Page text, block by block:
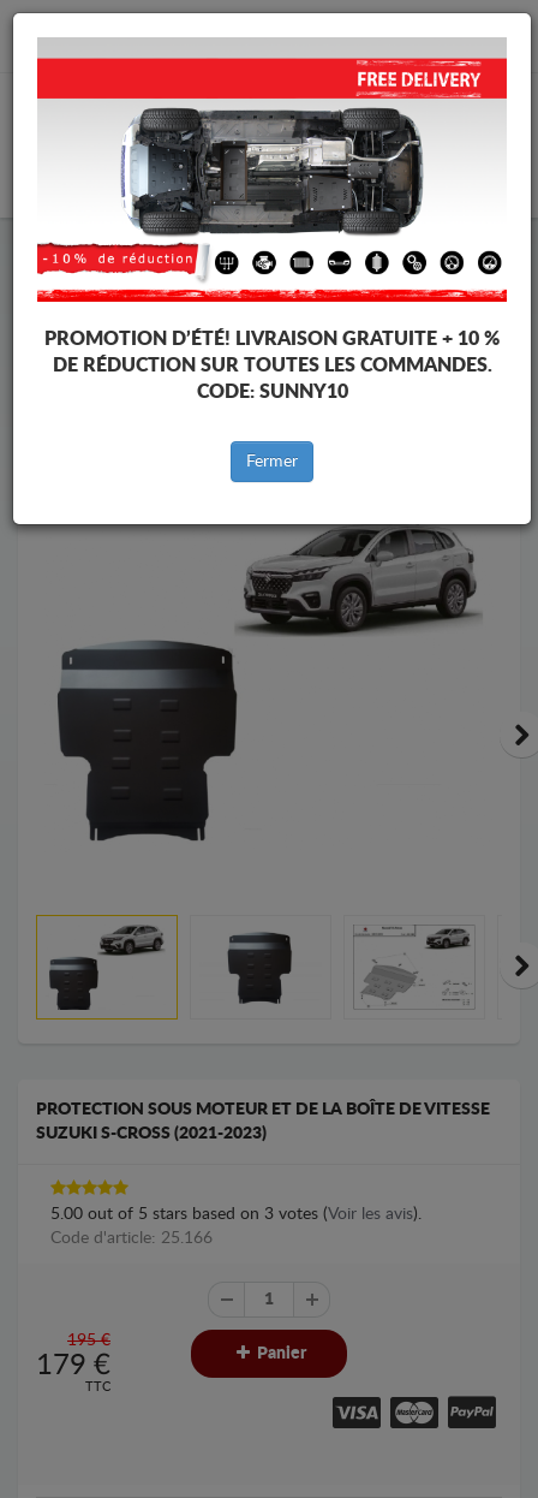
info@protectionsousmoteur.eu
Protection Sous Moteur Suzuki
Protection Sous Moteur Suzuki S-Cross
Marques
PROTECTION SOUS MOTEUR ET DE LA BOÎTE DE VITESSE
SUZUKI S-CROSS (2021-2023)
5.00 out of 5 stars based on 3 votes (Voir les avis).
Code d'article: 25.166
195 €
179 €
TTC
Panier
PROMOTION D’ÉTÉ! LIVRAISON GRATUITE + 10 %
DE RÉDUCTION SUR TOUTES LES COMMANDES.
CODE: SUNNY10
Fermer